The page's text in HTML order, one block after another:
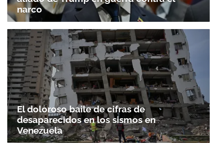
narco
El doloroso baile de cifras de
desaparecidos en los sismos en
Venezuela